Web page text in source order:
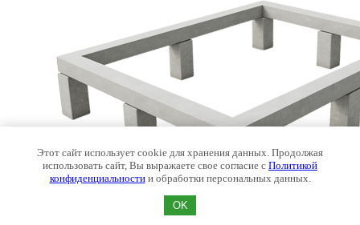
Этот сайт использует cookie для хранения данных. Продолжая
использовать сайт, Вы выражаете свое согласие с Политикой
конфиденциальностии обработки персональных данных.
OK